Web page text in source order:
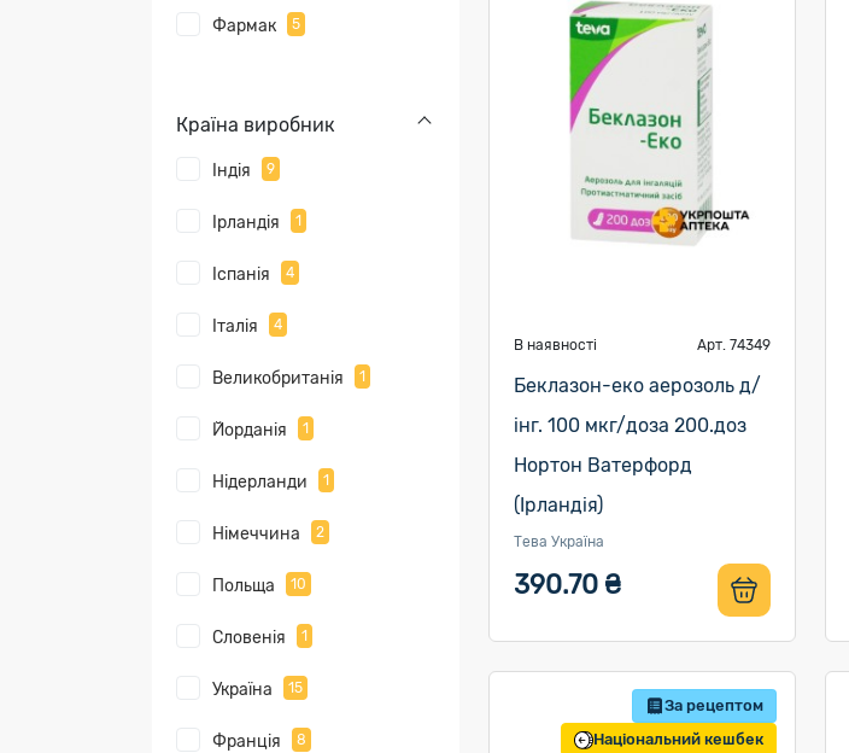
Фармак 5
Країна виробник
Індія 9
Ірландія 1
Іспанія 4
Італія 4
Великобританія 1
Йорданія 1
Нідерланди 1
Німеччина 2
Польща 10
Словенія 1
Україна 15
Франція 8
В наявності Арт. 74349
Беклазон-еко аерозоль д/
інг. 100 мкг/доза 200.доз
Нортон Ватерфорд
(Ірландія)
Тева Україна
390.70 ₴
За рецептом
Національний кешбек